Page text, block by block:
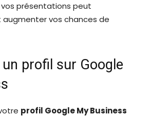
présentations peut
vos chances de
un profil sur Google
profil Google My Business